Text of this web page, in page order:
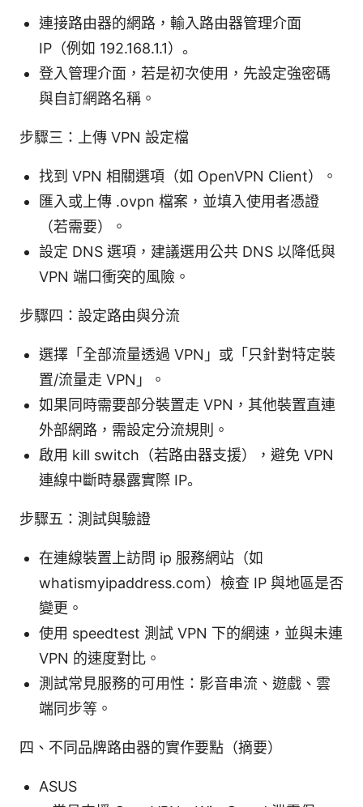
連接路由器的網路，輸入路由器管理介面
IP（例如 192.168.1.1）。
登入管理介面，若是初次使用，先設定強密碼
與自訂網路名稱。
步驟三：上傳 VPN 設定檔
找到 VPN 相關選項（如 OpenVPN Client）。
匯入或上傳 .ovpn 檔案，並填入使用者憑證
（若需要）。
設定 DNS 選項，建議選用公共 DNS 以降低與
VPN 端口衝突的風險。
步驟四：設定路由與分流
選擇「全部流量透過 VPN」或「只針對特定裝
置/流量走 VPN」。
如果同時需要部分裝置走 VPN，其他裝置直連
外部網路，需設定分流規則。
啟用 kill switch（若路由器支援），避免 VPN
連線中斷時暴露實際 IP。
步驟五：測試與驗證
在連線裝置上訪問 ip 服務網站（如
whatismyipaddress.com）檢查 IP 與地區是否
變更。
使用 speedtest 測試 VPN 下的網速，並與未連
VPN 的速度對比。
測試常見服務的可用性：影音串流、遊戲、雲
端同步等。
四、不同品牌路由器的實作要點（摘要）
ASUS